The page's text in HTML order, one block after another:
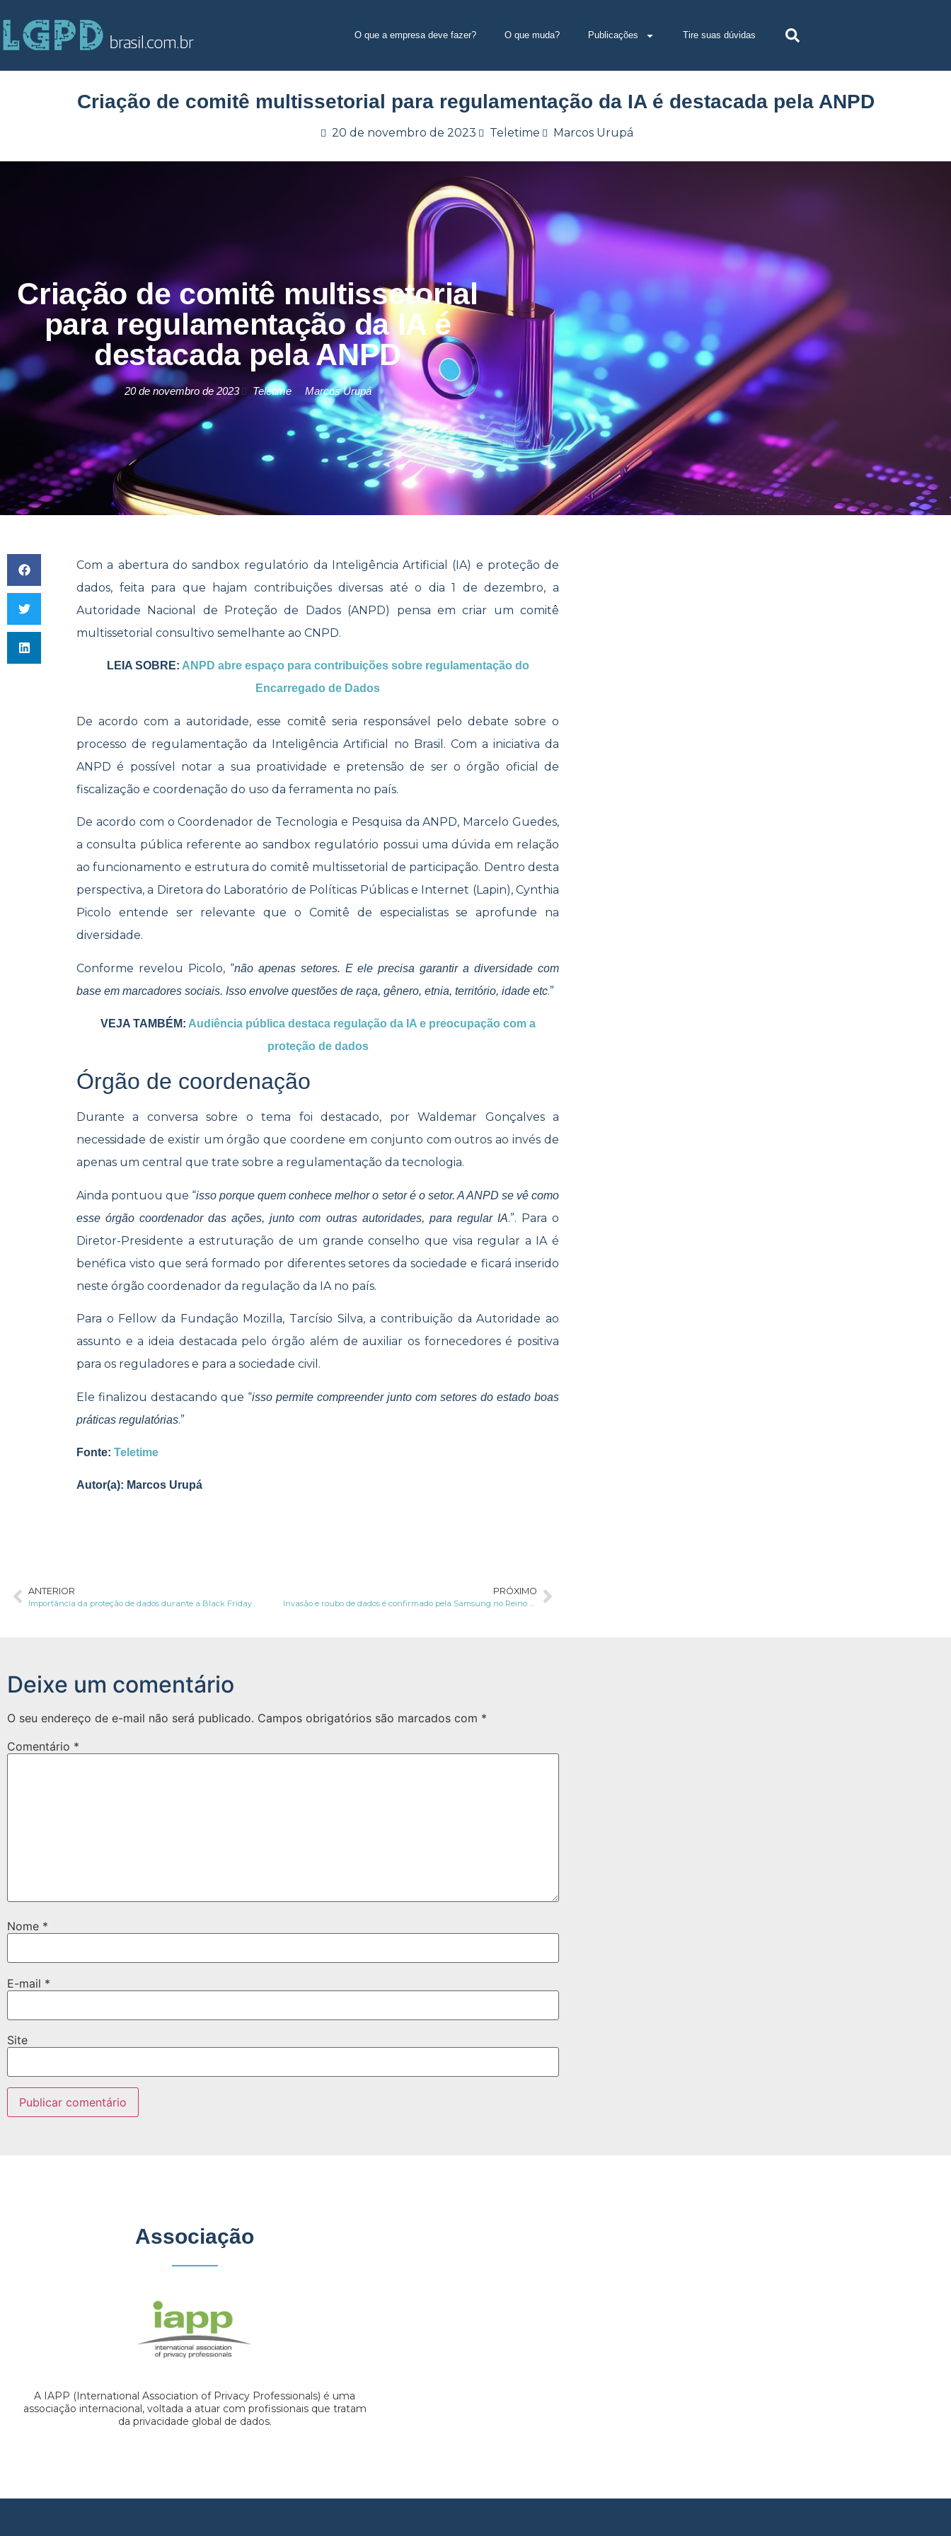
O que a empresa deve fazer? O que muda? Publicações Tire suas dúvidas
Criação de comitê multissetorial para regulamentação da IA é destacada pela ANPD
20 de novembro de 2023 Teletime Marcos Urupá
Criação de comitê multissetorial
para regulamentação da IA é
destacada pela ANPD
20 de novembro de 2023 Teletime Marcos Urupá
Com a abertura do sandbox regulatório da Inteligência Artificial (IA) e proteção de
dados, feita para que hajam contribuições diversas até o dia 1 de dezembro, a
Autoridade Nacional de Proteção de Dados (ANPD) pensa em criar um comitê
multissetorial consultivo semelhante ao CNPD.
LEIA SOBRE: ANPD abre espaço para contribuições sobre regulamentação do
Encarregado de Dados
De acordo com a autoridade, esse comitê seria responsável pelo debate sobre o
processo de regulamentação da Inteligência Artificial no Brasil. Com a iniciativa da
ANPD é possível notar a sua proatividade e pretensão de ser o órgão oficial de
fiscalização e coordenação do uso da ferramenta no país.
De acordo com o Coordenador de Tecnologia e Pesquisa da ANPD, Marcelo Guedes,
a consulta pública referente ao sandbox regulatório possui uma dúvida em relação
ao funcionamento e estrutura do comitê multissetorial de participação. Dentro desta
perspectiva, a Diretora do Laboratório de Políticas Públicas e Internet (Lapin), Cynthia
Picolo entende ser relevante que o Comitê de especialistas se aprofunde na
diversidade.
Conforme revelou Picolo, “não apenas setores. E ele precisa garantir a diversidade com
base em marcadores sociais. Isso envolve questões de raça, gênero, etnia, território, idade etc.”
VEJA TAMBÉM: Audiência pública destaca regulação da IA e preocupação com a
proteção de dados
Órgão de coordenação
Durante a conversa sobre o tema foi destacado, por Waldemar Gonçalves a
necessidade de existir um órgão que coordene em conjunto com outros ao invés de
apenas um central que trate sobre a regulamentação da tecnologia.
Ainda pontuou que “isso porque quem conhece melhor o setor é o setor. A ANPD se vê como
esse órgão coordenador das ações, junto com outras autoridades, para regular IA.”. Para o
Diretor-Presidente a estruturação de um grande conselho que visa regular a IA é
benéfica visto que será formado por diferentes setores da sociedade e ficará inserido
neste órgão coordenador da regulação da IA no país.
Para o Fellow da Fundação Mozilla, Tarcísio Silva, a contribuição da Autoridade ao
assunto e a ideia destacada pelo órgão além de auxiliar os fornecedores é positiva
para os reguladores e para a sociedade civil.
Ele finalizou destacando que “isso permite compreender junto com setores do estado boas
práticas regulatórias.”
Fonte: Teletime
Autor(a): Marcos Urupá
ANTERIOR
Importância da proteção de dados durante a Black Friday
PRÓXIMO
Deixe um comentário
O seu endereço de e-mail não será publicado. Campos obrigatórios são marcados com *
Comentário *
Nome *
E-mail *
Site
Associação
A IAPP (International Association of Privacy Professionals) é uma
associação internacional, voltada a atuar com profissionais que tratam
da privacidade global de dados.